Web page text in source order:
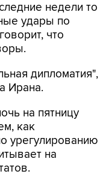
недели то
удары по
что
дипломатия",
Ирана.
на пятницу
как
урегулированию
на